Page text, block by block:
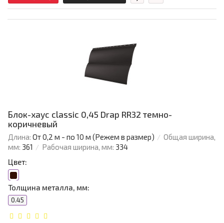
Блок-хаус classic 0,45 Drap RR32 темно-
коричневый
Длина: От 0,2 м - по 10 м (Режем в размер)
Общая ширина,
мм: 361 Рабочая ширина, мм: 334
Цвет:
Толщина металла, мм:
0.45